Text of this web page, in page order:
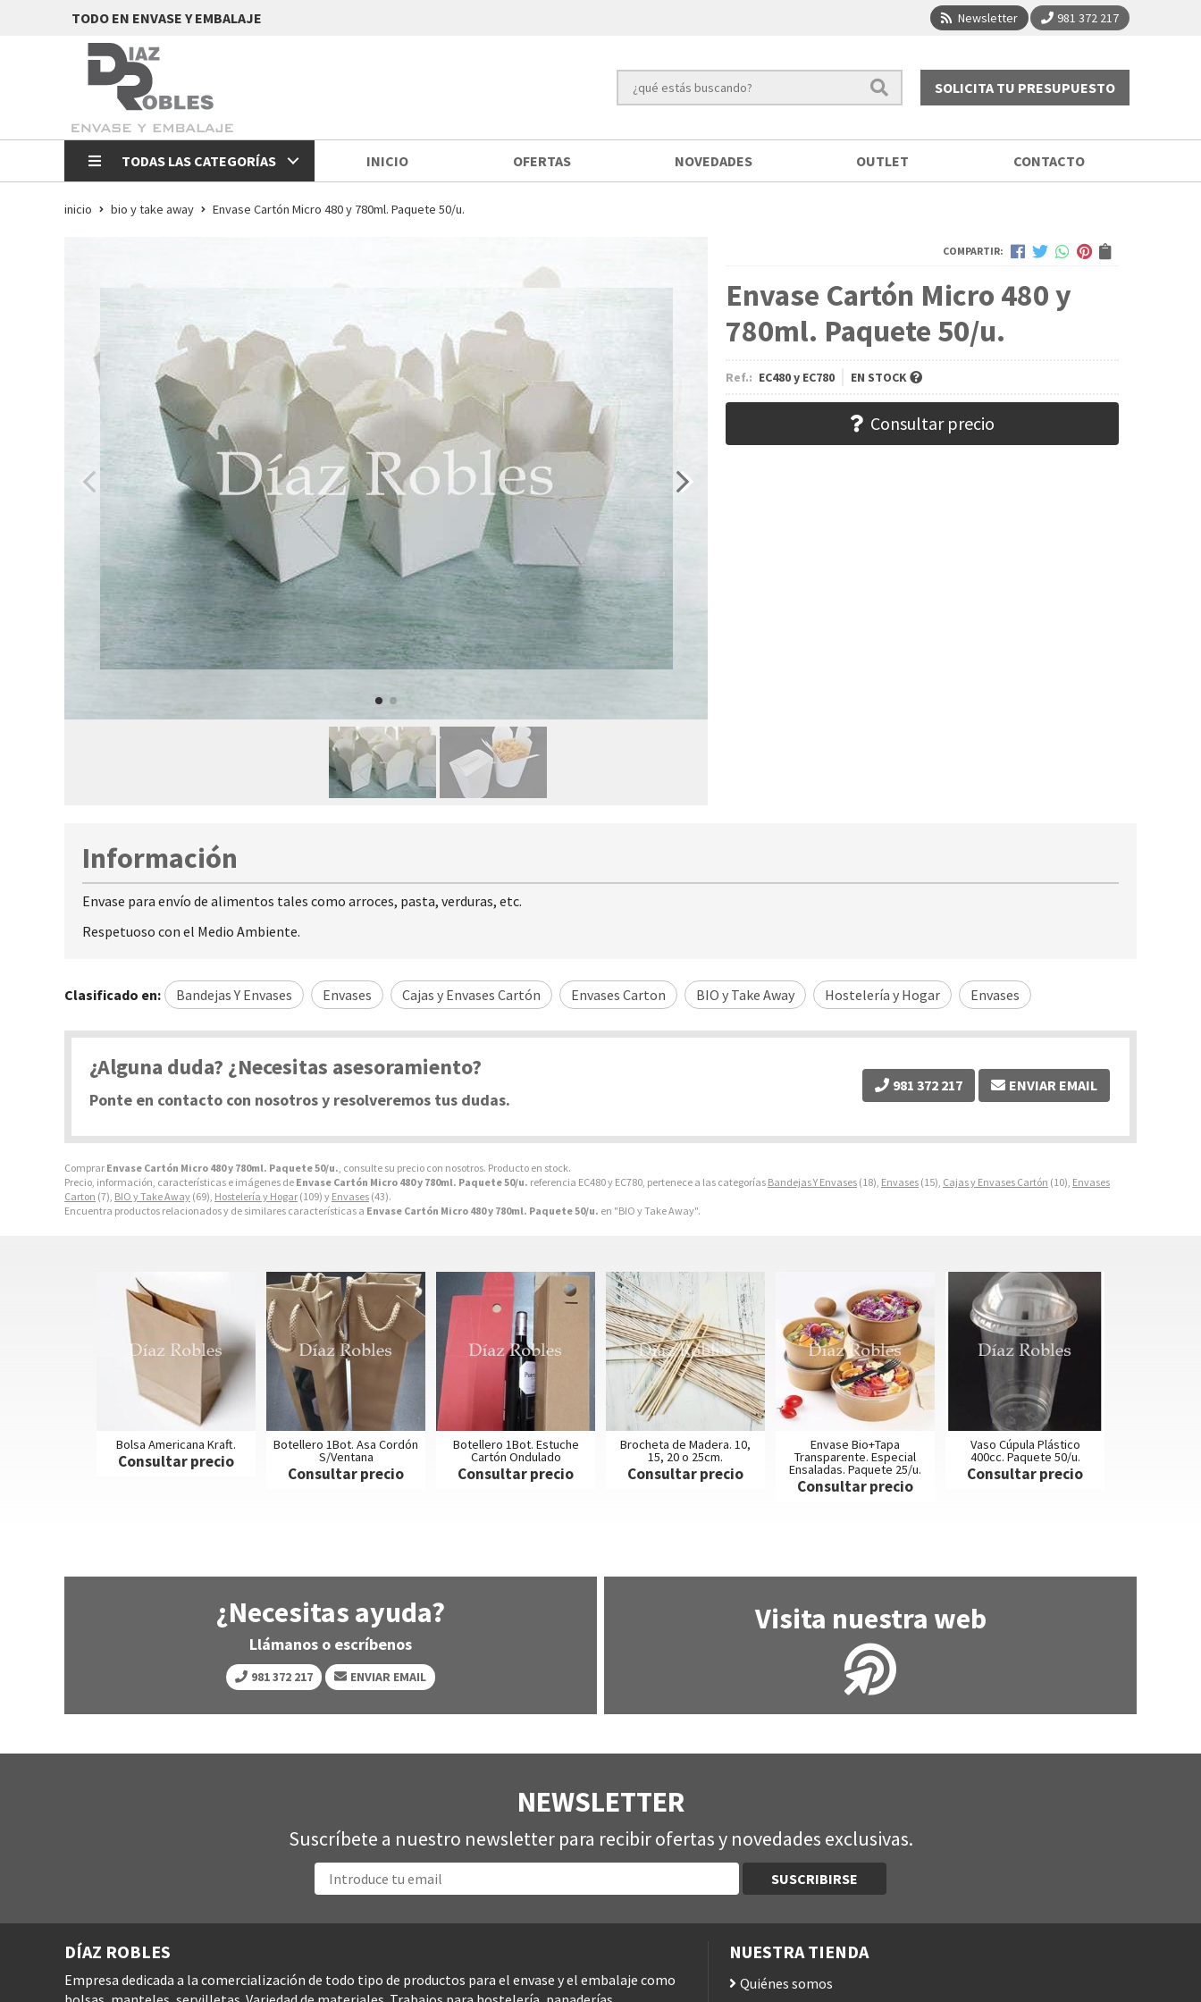
TODO EN ENVASE Y EMBALAJE Newsletter 981 372 217
SOLICITA TU PRESUPUESTO
TODAS LAS CATEGORÍAS INICIO OFERTAS NOVEDADES OUTLET CONTACTO
inicio bio y take away Envase Cartón Micro 480 y 780ml. Paquete 50/u.
COMPARTIR:
Envase Cartón Micro 480 y
780ml. Paquete 50/u.
Ref.: EC480 y EC780 EN STOCK
Consultar precio
Comprar Envase Cartón Micro 480 y 780ml. Paquete 50/u., consulte su precio con nosotros. Producto en stock.
Precio, información, características e imágenes de Envase Cartón Micro 480 y 780ml. Paquete 50/u. referencia EC480 y EC780, pertenece a las categorías Bandejas Y Envases (18), Envases (15), Cajas y Envases Cartón (10), Envases
Carton (7), BIO y Take Away (69), Hostelería y Hogar (109) y Envases (43).
Encuentra productos relacionados y de similares características a Envase Cartón Micro 480 y 780ml. Paquete 50/u. en "BIO y Take Away".
Información
Envase para envío de alimentos tales como arroces, pasta, verduras, etc.
Respetuoso con el Medio Ambiente.
Clasificado en: Bandejas Y Envases Envases Cajas y Envases Cartón Envases Carton BIO y Take Away Hostelería y Hogar Envases
¿Alguna duda? ¿Necesitas asesoramiento?
Ponte en contacto con nosotros y resolveremos tus dudas.
981 372 217 ENVIAR EMAIL
Bolsa Americana Kraft.
Consultar precio
Botellero 1Bot. Asa Cordón
S/Ventana
Consultar precio
Botellero 1Bot. Estuche
Cartón Ondulado
Consultar precio
Brocheta de Madera. 10,
15, 20 o 25cm.
Consultar precio
Envase Bio+Tapa
Transparente. Especial
Ensaladas. Paquete 25/u.
Consultar precio
Vaso Cúpula Plástico
400cc. Paquete 50/u.
Consultar precio
¿Necesitas ayuda?
Llámanos o escríbenos
981 372 217 ENVIAR EMAIL
Visita nuestra web
NEWSLETTER
Suscríbete a nuestro newsletter para recibir ofertas y novedades exclusivas.
SUSCRIBIRSE
DÍAZ ROBLES
Empresa dedicada a la comercialización de todo tipo de productos para el envase y el embalaje como
NUESTRA TIENDA
Quiénes somos